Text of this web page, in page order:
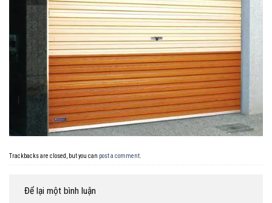
Trackbacks are closed, but you can post a comment
Để lại một bình luận